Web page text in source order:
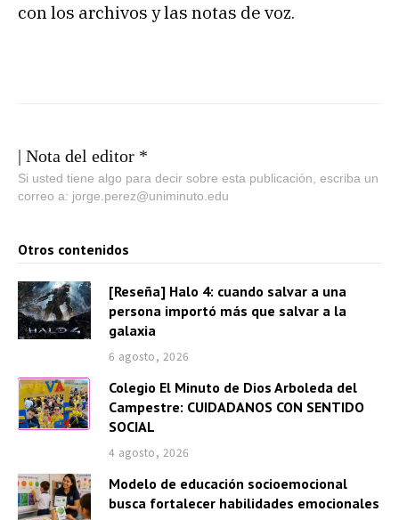
con los archivos y las notas de voz.
| Nota del editor *
Si usted tiene algo para decir sobre esta publicación, escriba un
correo a: jorge.perez@uniminuto.edu
Otros contenidos
[Reseña] Halo 4: cuando salvar a una
persona importó más que salvar a la
galaxia
6 agosto, 2026
Colegio El Minuto de Dios Arboleda del
Campestre: CUIDADANOS CON SENTIDO
SOCIAL
4 agosto, 2026
Modelo de educación socioemocional
busca fortalecer habilidades emocionales